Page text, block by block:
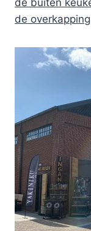
de buiten
de